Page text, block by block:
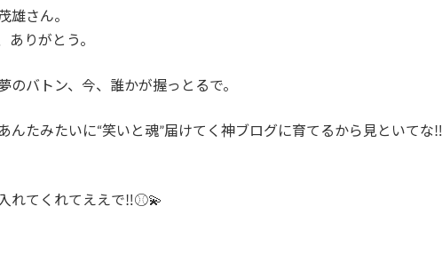
雄さん。
ありがとう。
のバトン、今、誰かが握っとるで。
んたみたいに“笑いと魂”届けてく神ブログに育てるから見といてな‼️
れてくれてええで‼️⚾️💫